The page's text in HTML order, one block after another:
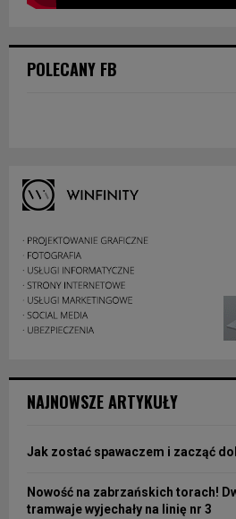
POLECANY FB
NAJNOWSZE ARTYKUŁY
Jak zostać spawaczem i zacząć
Nowość na zabrzańskich torach!
tramwaje wyjechały na linię nr 3